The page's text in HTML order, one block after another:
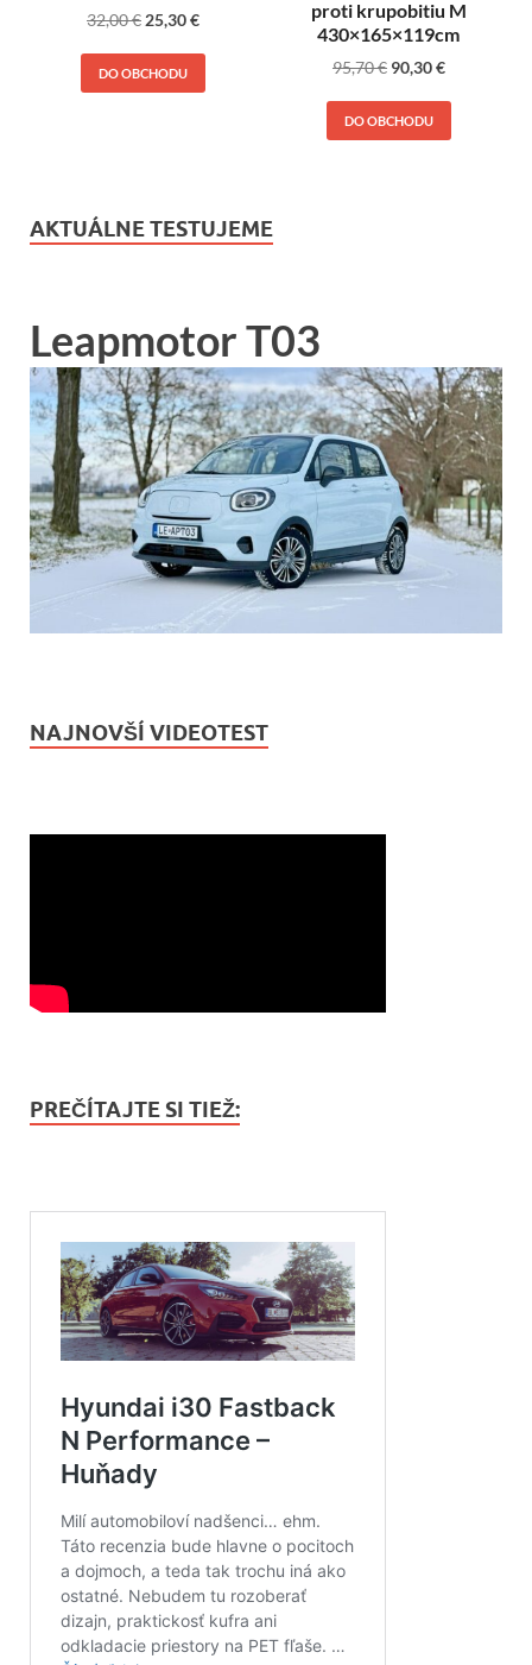
32,00€ 25,30€
DO OBCHODU
proti krupobitiu M
430×165×119cm
95,70€ 90,30€
DO OBCHODU
AKTUÁLNE TESTUJEME
Leapmotor T03
NAJNOVŠÍ VIDEOTEST
PREČÍTAJTE SI TIEŽ: